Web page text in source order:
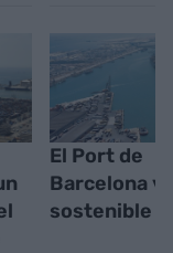
El Port de
Barcelona
sostenible